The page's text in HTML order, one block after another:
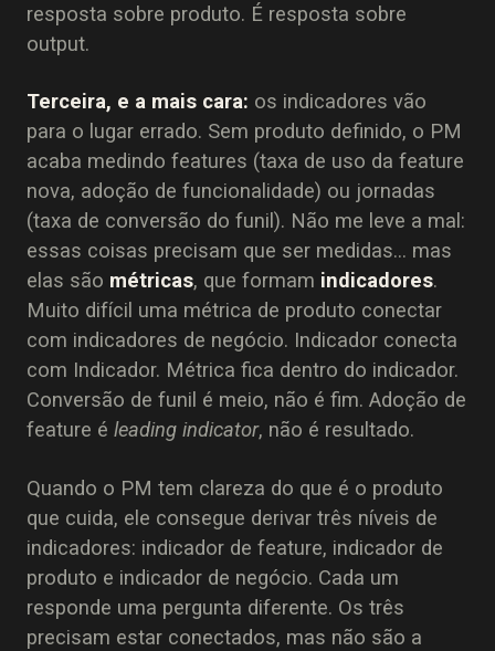
resposta sobre produto. É resposta sobre
output.
Terceira, e a mais cara: os indicadores vão
para o lugar errado. Sem produto definido, o PM
acaba medindo features (taxa de uso da feature
nova, adoção de funcionalidade) ou jornadas
(taxa de conversão do funil). Não me leve a mal:
essas coisas precisam que ser medidas... mas
elas são métricas, que formam indicadores.
Muito difícil uma métrica de produto conectar
com indicadores de negócio. Indicador conecta
com Indicador. Métrica fica dentro do indicador.
Conversão de funil é meio, não é fim. Adoção de
feature é leading indicator, não é resultado.
Quando o PM tem clareza do que é o produto
que cuida, ele consegue derivar três níveis de
indicadores: indicador de feature, indicador de
produto e indicador de negócio. Cada um
responde uma pergunta diferente. Os três
precisam estar conectados, mas não são a